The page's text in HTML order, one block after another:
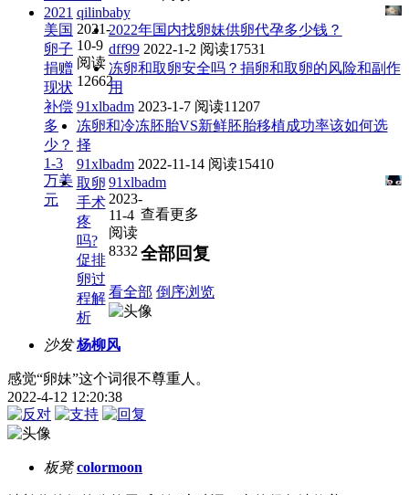
2021
美国
卵子
捐赠
现状
补偿
多
少？
1-3
万美
元
qilinbaby
2021-
10-9
阅读
12662
2022年国内找卵妹供卵代孕多少钱？
dff99 2022-1-2 阅读17531
冻卵和取卵安全吗？捐卵和取卵的风险和副作
用
91xlbadm 2023-1-7 阅读11207
冻卵和冷冻胚胎VS新鲜胚胎移植成功率该如何选
择
91xlbadm 2022-11-14 阅读15410
取卵
手术
疼
吗?
促排
卵过
程解
析
91xlbadm
2023-
11-4
阅读
8332
查看更多
全部回复
看全部 倒序浏览
沙发 杨柳风
感觉“卵妹”这个词很不尊重人。
2022-4-12 12:20:38
板凳 colormoon